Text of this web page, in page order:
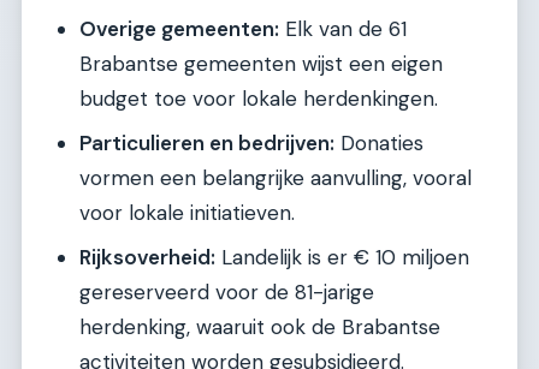
Overige gemeenten: Elk van de 61
Brabantse gemeenten wijst een eigen
budget toe voor lokale herdenkingen.
Particulieren en bedrijven: Donaties
vormen een belangrijke aanvulling, vooral
voor lokale initiatieven.
Rijksoverheid: Landelijk is er € 10 miljoen
gereserveerd voor de 81-jarige
herdenking, waaruit ook de Brabantse
activiteiten worden gesubsidieerd.